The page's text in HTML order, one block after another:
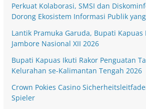
Perkuat Kolaborasi, SMSI dan
Dorong Ekosistem Informasi Publik
Lantik Pramuka Garuda, Bupati Kapuas
Jambore Nasional XII 2026
Bupati Kapuas Ikuti Rakor Penguatan
Kelurahan se-Kalimantan Tengah 2026
Crown Pokies Casino
Spieler